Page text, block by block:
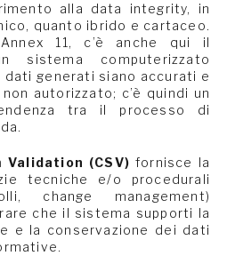
alla data integrity, in
quanto ibrido e cartaceo.
11, c’è anche qui il
sistema computerizzato
generati siano accurati e
autorizzato; c’è quindi un
tra il processo di
Validation (CSV) fornisce la
tecniche e/o procedurali
change management)
che il sistema supporti la
e la conservazione dei dati